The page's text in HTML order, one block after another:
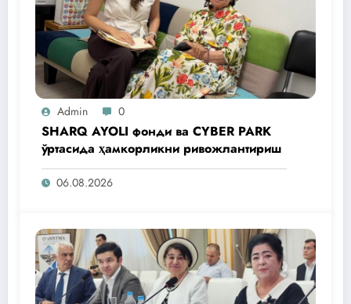
Admin 0
SHARQ AYOLI фонди ва CYBER PARK
ўртасида ҳамкорликни ривожлантириш
06.08.2026